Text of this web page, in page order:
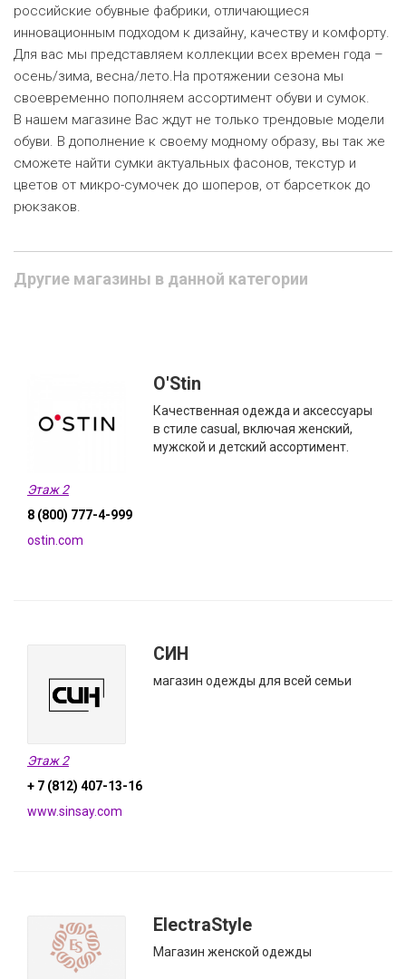
российские обувные фабрики, отличающиеся
инновационным подходом к дизайну, качеству и комфорту.
Для вас мы представляем коллекции всех времен года –
осень/зима, весна/лето.На протяжении сезона мы
своевременно пополняем ассортимент обуви и сумок.
В нашем магазине Вас ждут не только трендовые модели
обуви. В дополнение к своему модному образу, вы так же
сможете найти сумки актуальных фасонов, текстур и
цветов от микро-сумочек до шоперов, от барсеткок до
рюкзаков.
Другие магазины в данной категории
O'Stin
Качественная одежда и аксессуары
в стиле casual, включая женский,
мужской и детский ассортимент.
Этаж 2
8 (800) 777-4-999
ostin.com
СИН
магазин одежды для всей семьи
Этаж 2
+ 7 (812) 407-13-16
www.sinsay.com
ElectraStyle
Магазин женской одежды